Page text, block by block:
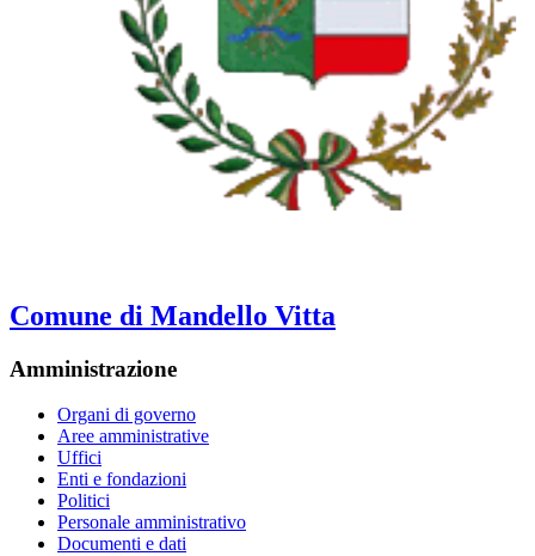
Comune di Mandello Vitta
Amministrazione
Organi di governo
Aree amministrative
Uffici
Enti e fondazioni
Politici
Personale amministrativo
Documenti e dati